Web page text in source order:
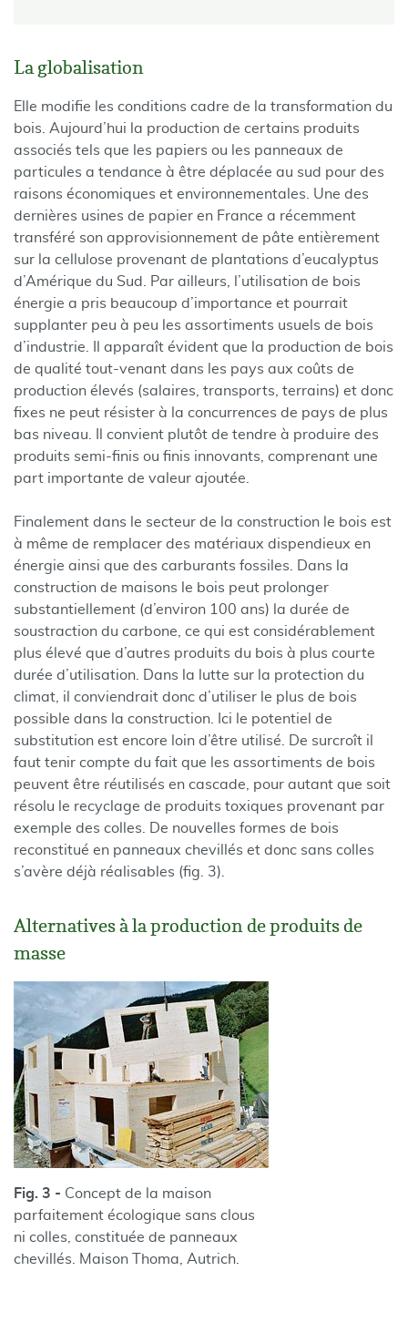
La globalisation
Elle modifie les conditions cadre de la transformation du
bois. Aujourd’hui la production de certains produits
associés tels que les papiers ou les panneaux de
particules a tendance à être déplacée au sud pour des
raisons économiques et environnementales. Une des
dernières usines de papier en France a récemment
transféré son approvisionnement de pâte entièrement
sur la cellulose provenant de plantations d’eucalyptus
d’Amérique du Sud. Par ailleurs, l’utilisation de bois
énergie a pris beaucoup d’importance et pourrait
supplanter peu à peu les assortiments usuels de bois
d’industrie. Il apparaît évident que la production de bois
de qualité tout-venant dans les pays aux coûts de
production élevés (salaires, transports, terrains) et donc
fixes ne peut résister à la concurrences de pays de plus
bas niveau. Il convient plutôt de tendre à produire des
produits semi-finis ou finis innovants, comprenant une
part importante de valeur ajoutée.
Finalement dans le secteur de la construction le bois est
à même de remplacer des matériaux dispendieux en
énergie ainsi que des carburants fossiles. Dans la
construction de maisons le bois peut prolonger
substantiellement (d’environ 100 ans) la durée de
soustraction du carbone, ce qui est considérablement
plus élevé que d’autres produits du bois à plus courte
durée d’utilisation. Dans la lutte sur la protection du
climat, il conviendrait donc d’utiliser le plus de bois
possible dans la construction. Ici le potentiel de
substitution est encore loin d’être utilisé. De surcroît il
faut tenir compte du fait que les assortiments de bois
peuvent être réutilisés en cascade, pour autant que soit
résolu le recyclage de produits toxiques provenant par
exemple des colles. De nouvelles formes de bois
reconstitué en panneaux chevillés et donc sans colles
s’avère déjà réalisables (fig. 3).
Alternatives à la production de produits de
masse
Fig. 3 - Concept de la maison
parfaitement écologique sans clous
ni colles, constituée de panneaux
chevillés. Maison Thoma, Autrich.